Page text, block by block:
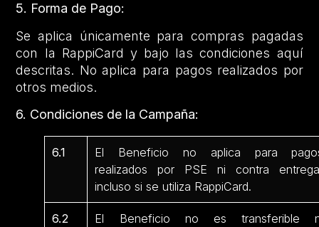
5. Forma de Pago:
Se aplica únicamente para compras pagadas
con la RappiCard y bajo las condiciones aquí
descritas. No aplica para pagos realizados por
otros medios.
6. Condiciones de la Campaña:
6.1
El Beneficio no aplica para
realizados por PSE ni contra
incluso si se utiliza RappiCard.
6.2
El Beneficio no es transferible